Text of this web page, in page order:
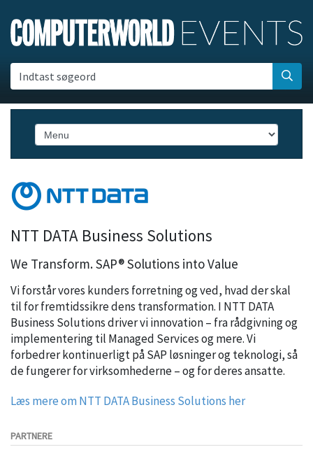
Indtast søgeord
NTT DATA Business Solutions
We Transform. SAP® Solutions into Value
Vi forstår vores kunders forretning og ved, hvad der skal
til for fremtidssikre dens transformation. I NTT DATA
Business Solutions driver vi innovation – fra rådgivning og
implementering til Managed Services og mere. Vi
forbedrer kontinuerligt på SAP løsninger og teknologi, så
de fungerer for virksomhederne – og for deres ansatte.
Læs mere om NTT DATA Business Solutions her
PARTNERE